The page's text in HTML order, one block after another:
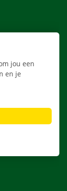
jou een
en je